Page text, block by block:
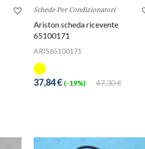
Schede Per Condizionatori
Ariston scheda ricevente
65100171
ARIS65100171
47,30 €
37,84 € (-19%)